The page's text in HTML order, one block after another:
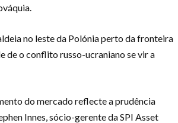
no leste da Polónia perto da fronteira
de o conflito russo-ucraniano se vir a
do mercado reflecte a prudência
Innes, sócio-gerente da SPI Asset